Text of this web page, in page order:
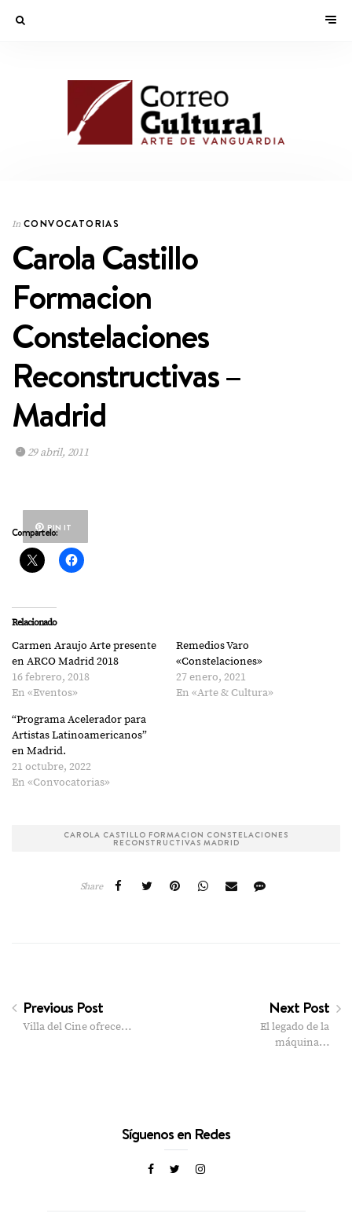
In CONVOCATORIAS
Carola Castillo
Formacion
Constelaciones
Reconstructivas –
Madrid
29 abril, 2011
PIN IT
Compártelo:
Relacionado
Carmen Araujo Arte presente
en ARCO Madrid 2018
16 febrero, 2018
En «Eventos»
Remedios Varo
«Constelaciones»
27 enero, 2021
En «Arte & Cultura»
“Programa Acelerador para
Artistas Latinoamericanos”
en Madrid.
21 octubre, 2022
En «Convocatorias»
CAROLA CASTILLO FORMACION CONSTELACIONES
RECONSTRUCTIVAS MADRID
Share
Previous Post
Villa del Cine ofrece…
Next Post
El legado de la
máquina…
Síguenos en Redes